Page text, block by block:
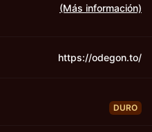
(Más información)
https://odegon.to/
DURO